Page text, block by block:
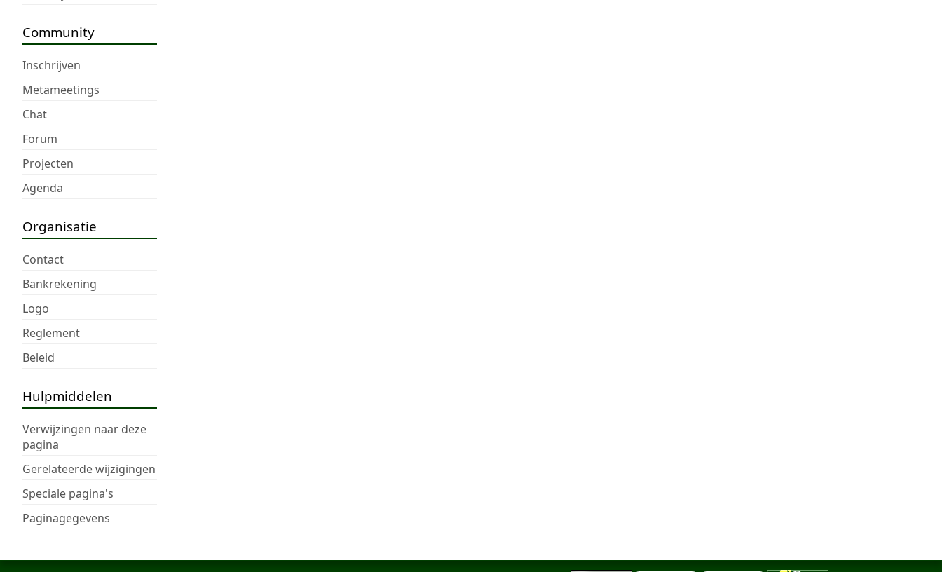
Community
Inschrijven
Metameetings
Chat
Forum
Projecten
Agenda
Organisatie
Contact
Bankrekening
Logo
Reglement
Beleid
Hulpmiddelen
Verwijzingen naar deze
pagina
Gerelateerde wijzigingen
Speciale pagina's
Paginagegevens